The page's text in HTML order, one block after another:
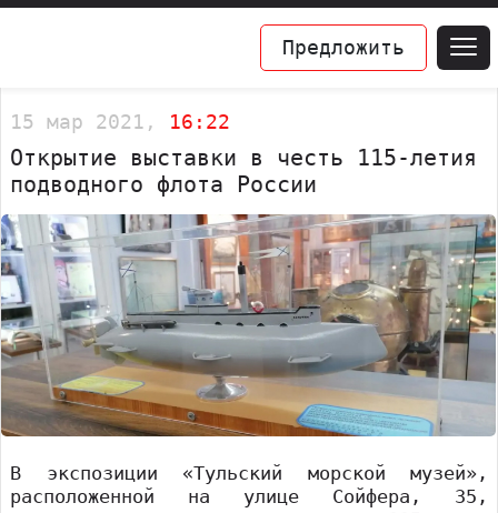
Предложить
15 мар 2021, 16:22
Открытие выставки в честь 115-летия
подводного флота России
В экспозиции «Тульский морской музей»,
расположенной на улице Сойфера, 35,